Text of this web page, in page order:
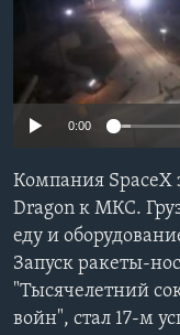
Learning English
СОЦИАЛЬНЫЕ СЕТИ
Языки
No
0:00
Компания SpaceX
Dragon к МКС.
еду и
Запуск ракеты-
"Тысячелетний
войн", стал 17-м